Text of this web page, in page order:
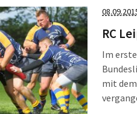
RC
Im
mit